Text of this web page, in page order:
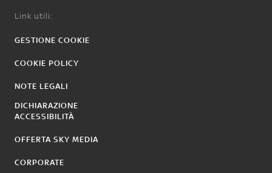
Link utili:
GESTIONE COOKIE
COOKIE POLICY
NOTE LEGALI
DICHIARAZIONE
ACCESSIBILITÀ
OFFERTA SKY MEDIA
CORPORATE